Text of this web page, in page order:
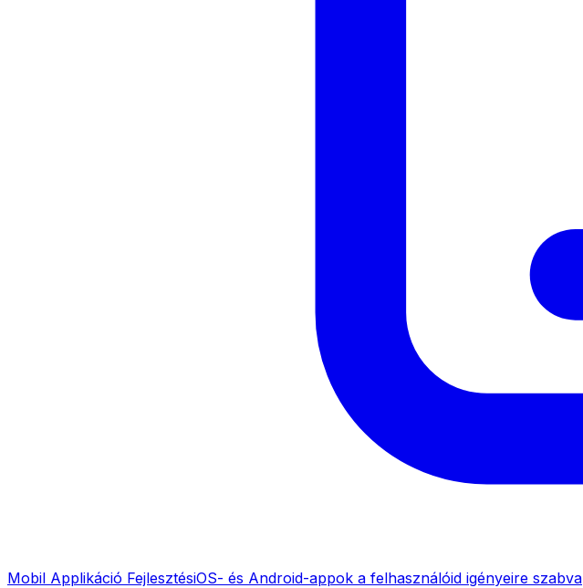
Mobil Applikáció FejlesztésiOS- és Android-appok a felhasználóid igényeire szabva